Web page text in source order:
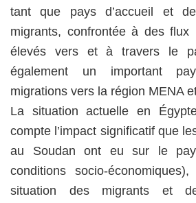
tant que pays d’accueil et
migrants, confrontée à des flux
élevés vers et à travers le
également un important
migrations vers la région MENA
La situation actuelle en
compte l’impact significatif que
au Soudan ont eu sur le
conditions socio-
situation des migrants et